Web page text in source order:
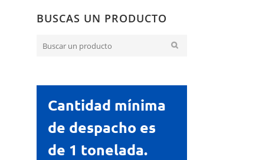
BUSCAS UN PRODUCTO
Cantidad mínima
de despacho es
de 1 tonelada.